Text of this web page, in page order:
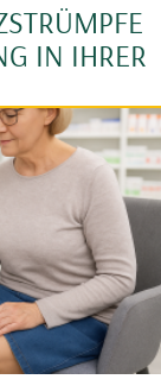
IN IHRER